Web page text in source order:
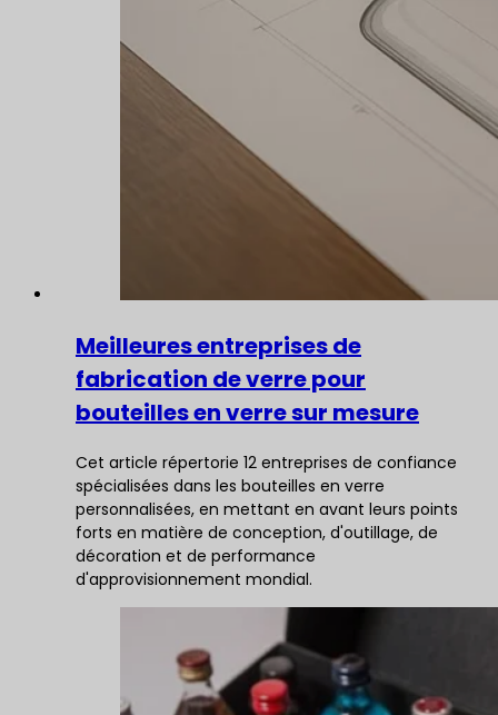
Meilleures entreprises de
fabrication de verre pour
bouteilles en verre sur mesure
Cet article répertorie 12 entreprises de confiance
spécialisées dans les bouteilles en verre
personnalisées, en mettant en avant leurs points
forts en matière de conception, d'outillage, de
décoration et de performance
d'approvisionnement mondial.